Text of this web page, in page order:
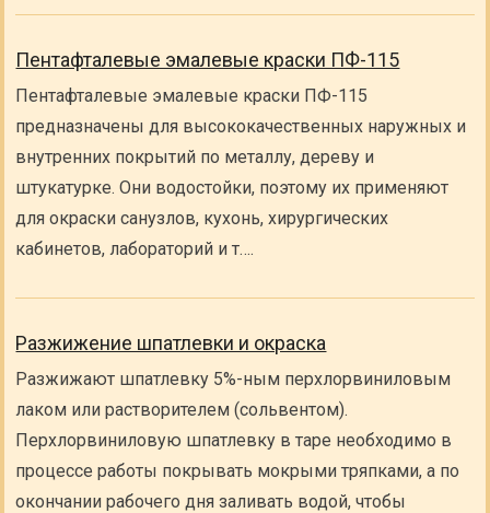
Пентафталевые эмалевые краски ПФ-115
Пентафталевые эмалевые краски ПФ-115
предназначены для высококачественных наружных и
внутренних покрытий по металлу, дереву и
штукатурке. Они водостойки, поэтому их применяют
для окраски санузлов, кухонь, хирургических
кабинетов, лабораторий и т….
Разжижение шпатлевки и окраска
Разжижают шпатлевку 5%-ным перхлорвиниловым
лаком или растворителем (сольвентом).
Перхлорвиниловую шпатлевку в таре необходимо в
процессе работы покрывать мокрыми тряпками, а по
окончании рабочего дня заливать водой, чтобы